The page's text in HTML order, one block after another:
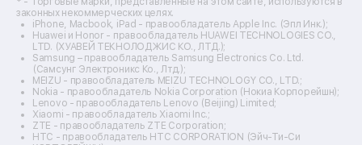
Ремонт 3d-принтеров
Ремонт прицелов ночного видения
Ремонт винных шкафов
Ремонт выпрямителей
Ремонт сушилок для рук
Ремонт дальномеров
Ремонт снегоуборщиков
законных некоммерческих целях.
iPhone, Macbook, iPad - правообладатель Apple Inc. (Эпл Инк.);
Huawei и Honor - правообладатель HUAWEI TECHNOLOGIES CO.,
LTD. (ХУАВЕЙ ТЕКНОЛОДЖИС КО., ЛТД.);
Samsung – правообладатель Samsung Electronics Co. Ltd.
(Самсунг Электроникс Ко., Лтд.);
MEIZU - правообладатель MEIZU TECHNOLOGY CO., LTD.;
Nokia - правообладатель Nokia Corporation (Нокиа Корпорейшн);
Lenovo - правообладатель Lenovo (Beijing) Limited;
Xiaomi - правообладатель Xiaomi Inc.;
ZTE - правообладатель ZTE Corporation;
HTC - правообладатель HTC CORPORATION (Эйч-Ти-Си